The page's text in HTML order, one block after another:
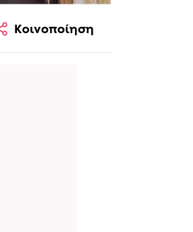
Κοινοποίηση